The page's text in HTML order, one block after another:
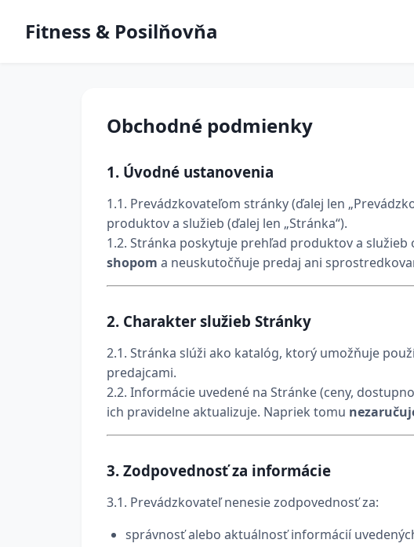
Fitness & Posilňovňa
Obchodné podmienky
1. Úvodné ustanovenia
1.1. Prevádzkovateľom stránky (ďalej len
produktov a služieb (ďalej len „Stránka“).
1.2. Stránka poskytuje prehľad produktov a
shopom a neuskutočňuje predaj ani
2. Charakter služieb Stránky
2.1. Stránka slúži ako katalóg, ktorý umožňuje
predajcami.
2.2. Informácie uvedené na Stránke (ceny,
ich pravidelne aktualizuje. Napriek tomu
3. Zodpovednosť za informácie
3.1. Prevádzkovateľ nenesie zodpovednosť za:
správnosť alebo aktuálnosť informácií